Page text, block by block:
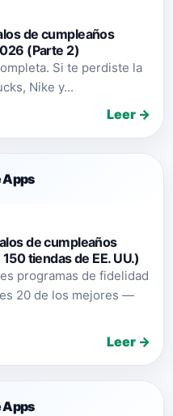
de cumpleaños
(Parte 2)
Si te perdiste la
Nike y...
Leer →
Apps
de cumpleaños
tiendas de EE. UU.)
programas de fidelidad
20 de los mejores —
Leer →
Apps